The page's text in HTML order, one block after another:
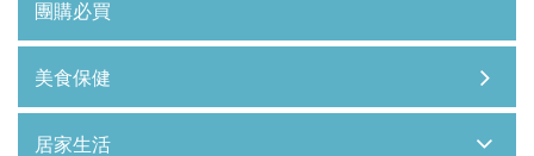
團購必買
美食保健
居家生活